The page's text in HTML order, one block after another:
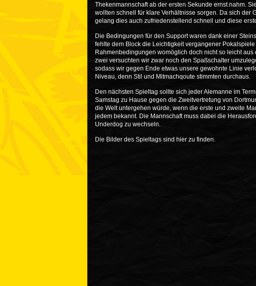
Thekenmannschaft ab der ersten Sekunde ernst nahm.
wollten schnell für klare Verhältnisse sorgen. Da sich der
gelang dies auch zufriedenstellend schnell und diese
Die Bedingungen für den Support waren dank einer
fehlte dem Block die Leichtigkeit vergangener
Rahmenbedingungen womöglich doch nicht so leicht
zwei versuchten wir zwar noch den Spaßschalter
sodass wir gegen Ende etwas unsere gewohnte Linie
Niveau, denn Stil und Mitmachqoute stimmten durchaus.
Den nächsten Spieltag sollte sich jeder Alemanne im
Samstag zu Hause gegen die Zweitvertretung von
die Welt untergehen würde, wenn die erste und zweite
jedem bekannt. Die Mannschaft muss dabei die
Underdog zu wechseln.
Die Bilder des Spieltags sind hier zu finden.